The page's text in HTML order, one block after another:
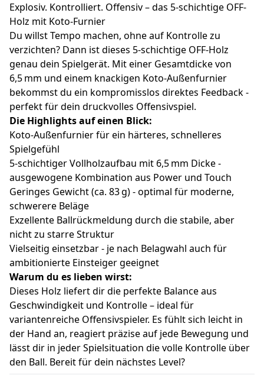
Explosiv. Kontrolliert. Offensiv – das 5-schichtige OFF-
Holz mit Koto-Furnier
Du willst Tempo machen, ohne auf Kontrolle zu
verzichten? Dann ist dieses 5-schichtige OFF-Holz
genau dein Spielgerät. Mit einer Gesamtdicke von
6,5 mm und einem knackigen Koto-Außenfurnier
bekommst du ein kompromisslos direktes Feedback -
perfekt für dein druckvolles Offensivspiel.
Die Highlights auf einen Blick:
Koto-Außenfurnier für ein härteres, schnelleres
Spielgefühl
5-schichtiger Vollholzaufbau mit 6,5 mm Dicke -
ausgewogene Kombination aus Power und Touch
Geringes Gewicht (ca. 83 g) - optimal für moderne,
schwerere Beläge
Exzellente Ballrückmeldung durch die stabile, aber
nicht zu starre Struktur
Vielseitig einsetzbar - je nach Belagwahl auch für
ambitionierte Einsteiger geeignet
Warum du es lieben wirst:
Dieses Holz liefert dir die perfekte Balance aus
Geschwindigkeit und Kontrolle – ideal für
variantenreiche Offensivspieler. Es fühlt sich leicht in
der Hand an, reagiert präzise auf jede Bewegung und
lässt dir in jeder Spielsituation die volle Kontrolle über
den Ball. Bereit für dein nächstes Level?